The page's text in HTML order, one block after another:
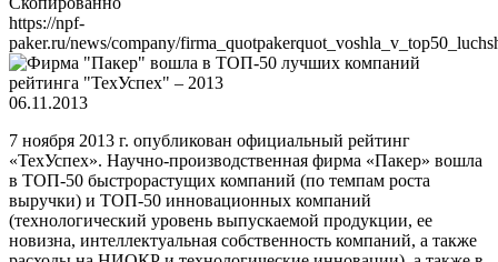
https://npf-
paker.ru/news/company/
06.11.2013
7 ноября 2013 г. опубликован официальный рейтинг
«ТехУспех». Научно-производственная фирма «Пакер» вошла
в ТОП-50 быстрорастущих компаний (по темпам роста
выручки) и ТОП-50 инновационных компаний
(технологический уровень выпускаемой продукции, ее
новизна, интеллектуальная собственность компаний, а также